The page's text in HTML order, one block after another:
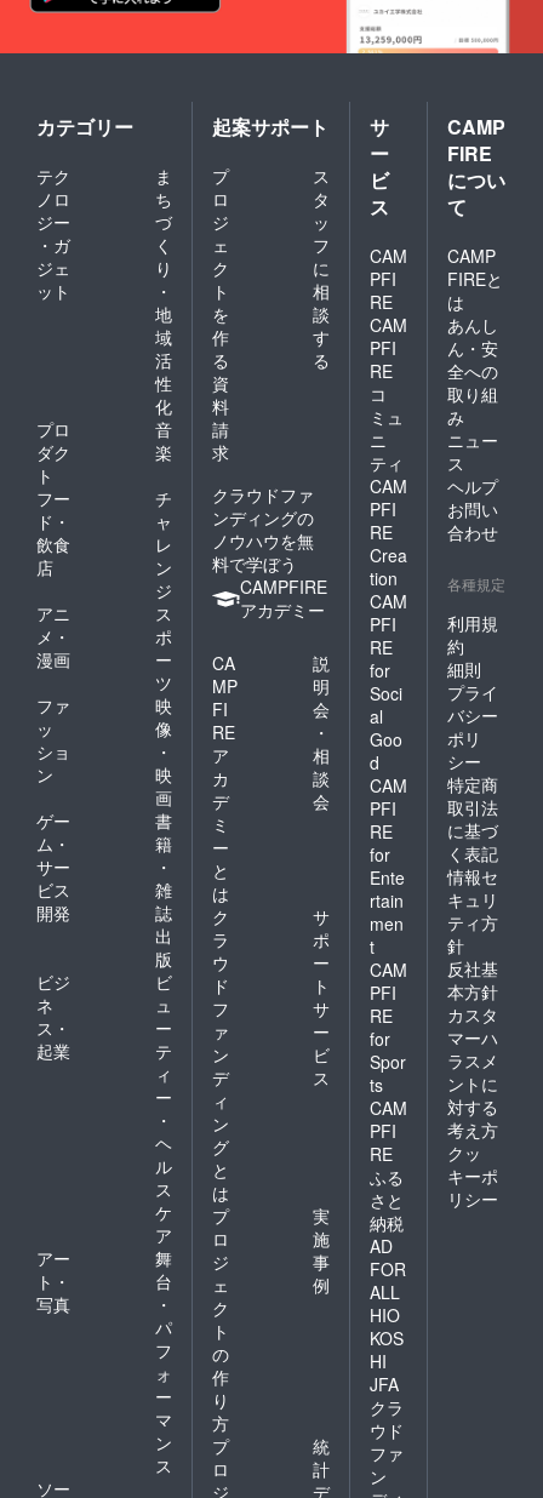
カテゴリー
テク
ノロ
ジー
・ガ
ジェ
ット
ま
ち
づ
く
り
・
地
域
活
性
化
プロ
ダク
ト
音
楽
フー
ド・
飲食
店
チ
ャ
レ
ン
ジ
アニ
メ・
漫画
ス
ポ
ー
ツ
ファ
ッ
ショ
ン
映
像
・
映
画
ゲー
ム・
サー
ビス
開発
書
籍
・
雑
誌
出
版
ビジ
ネ
ス・
起業
ビ
ュ
ー
テ
ィ
ー
・
ヘ
ル
ス
ケ
ア
アー
ト・
写真
舞
台
・
パ
フ
ォ
ー
マ
ン
ス
ソー
起案サポート
プ
ロ
ジ
ェ
ク
ト
を
作
る
ス
タ
ッ
フ
に
相
談
す
る
資
料
請
求
クラウドファ
ンディングの
ノウハウを無
料で学ぼう
CAMPFIRE
アカデミー
CA
MP
FI
RE
ア
カ
デ
ミ
ー
と
は
説
明
会
・
相
談
会
ク
ラ
ウ
ド
フ
ァ
ン
デ
ィ
ン
グ
と
は
サ
ポ
ー
ト
サ
ー
ビ
ス
プ
ロ
ジ
ェ
ク
ト
の
作
り
方
実
施
事
例
プ
ロ
ジ
統
計
デ
サ
ー
ビ
ス
CAM
PFI
RE
CAM
PFI
RE
コ
ミュ
ニ
ティ
CAM
PFI
RE
Crea
tion
CAM
PFI
RE
for
Soci
al
Goo
d
CAM
PFI
RE
for
Ente
rtain
men
t
CAM
PFI
RE
for
Spor
ts
CAM
PFI
RE
ふる
さと
納税
AD
FOR
ALL
HIO
KOS
HI
JFA
クラ
ウド
ファ
ン
CAMP
FIRE
につい
て
CAMP
FIREと
は
あんし
ん・安
全への
取り組
み
ニュー
ス
ヘルプ
お問い
合わせ
各種規定
利用規
約
細則
プライ
バシー
ポリ
シー
特定商
取引法
に基づ
く表記
情報セ
キュリ
ティ方
針
反社基
本方針
カスタ
マーハ
ラスメ
ントに
対する
考え方
クッ
キーポ
リシー